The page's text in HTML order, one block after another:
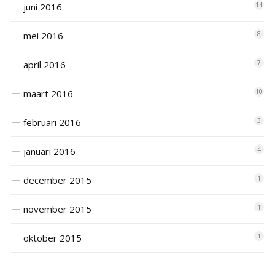
juni 2016 14
mei 2016 8
april 2016 7
maart 2016 10
februari 2016 3
januari 2016 4
december 2015 1
november 2015 1
oktober 2015 1